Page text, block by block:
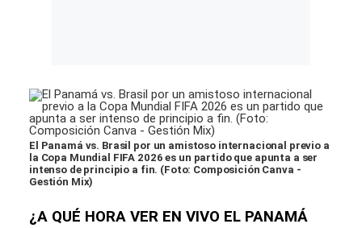
El Panamá vs. Brasil por un amistoso internacional previo a
la Copa Mundial FIFA 2026 es un partido que apunta a ser
intenso de principio a fin. (Foto: Composición Canva -
Gestión Mix)
¿A QUÉ HORA VER EN VIVO EL PANAMÁ